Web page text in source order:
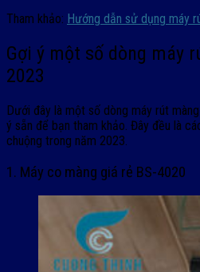
Tham khảo: Hướng dẫn sử dụng máy
Gợi ý một số dòng máy
2023
Dưới đây là một số dòng máy rút
ý sẵn để bạn tham khảo. Đây đều là
chuộng trong năm 2023.
1. Máy co màng giá rẻ BS-4020